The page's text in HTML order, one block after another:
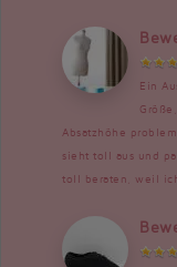
Ein
Absatzhöhe
sieht toll aus und
toll beraten, weil ich